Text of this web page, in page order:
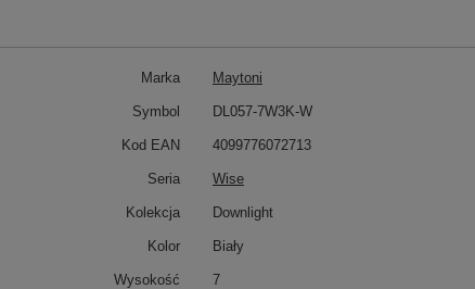
Marka Maytoni
Symbol DL057-7W3K-W
Kod EAN 4099776072713
Seria Wise
Kolekcja Downlight
Kolor Biały
Wysokość 7